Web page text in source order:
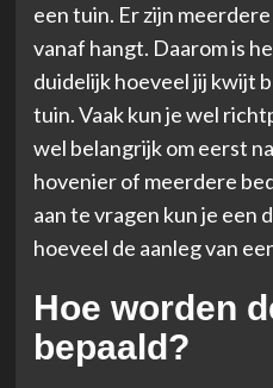
een tuin. Er zijn
vanaf hangt. Daarom is
duidelijk hoeveel jij kwijt
tuin. Vaak kun je wel
wel belangrijk om eerst
hovenier of meerdere
aan te vragen kun je een
hoeveel de aanleg van
Hoe worden
bepaald?